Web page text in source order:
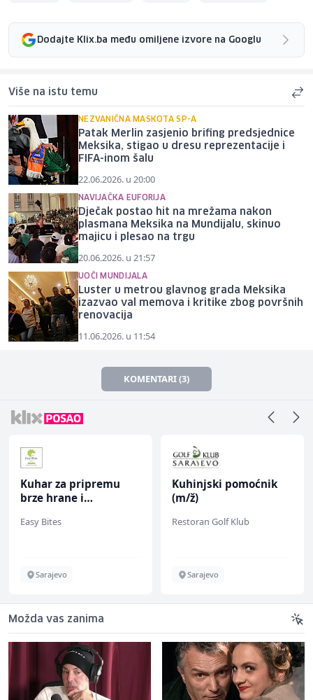
Dodajte Klix.ba među omiljene izvore na Googlu
Više na istu temu
NEZVANIČNA MASKOTA SP-A
Patak Merlin zasjenio brifing predsjednice
Meksika, stigao u dresu reprezentacije i
FIFA-inom šalu
22.06.2026. u 20:00
NAVIJAČKA EUFORIJA
Dječak postao hit na mrežama nakon
plasmana Meksika na Mundijalu, skinuo
majicu i plesao na trgu
20.06.2026. u 21:57
UOČI MUNDIJALA
Luster u metrou glavnog grada Meksika
izazvao val memova i kritike zbog površnih
renovacija
11.06.2026. u 11:54
KOMENTARI (3)
Kuhar za pripremu
brze hrane i
ž)
Easy Bites
Sarajevo
Kuhinjski pomoćnik
(m/ž)
Restoran Golf Klub
Sarajevo
Možda vas zanima